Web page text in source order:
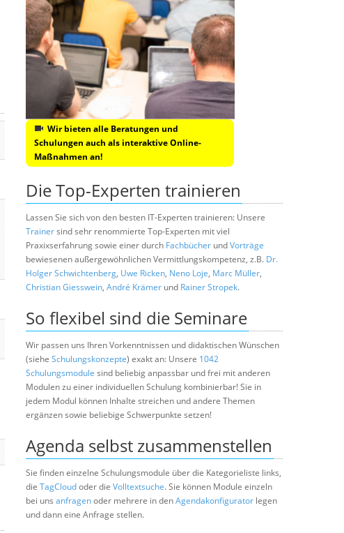
Wir bieten alle Beratungen und
Schulungen auch als interaktive Online-
Maßnahmen an!
Die Top-Experten trainieren
Lassen Sie sich von den besten IT-Experten trainieren: Unsere
Trainersind sehr renommierte Top-Experten mit viel
Praxixserfahrung sowie einer durch Fachbücher undVorträge
bewiesenen außergewöhnlichen Vermittlungskompetenz, z.B. Dr.
Holger Schwichtenberg, Uwe Ricken, Neno Loje, Marc Müller,
Christian Giesswein, André Krämer und Rainer Stropek.
So flexibel sind die Seminare
Wir passen uns Ihren Vorkenntnissen und didaktischen Wünschen
(siehe Schulungskonzepte) exakt an: Unsere 1042
Schulungsmodule sind beliebig anpassbar und frei mit anderen
Modulen zu einer individuellen Schulung kombinierbar! Sie in
jedem Modul können Inhalte streichen und andere Themen
ergänzen sowie beliebige Schwerpunkte setzen!
Agenda selbst zusammenstellen
Sie finden einzelne Schulungsmodule über die Kategorieliste links,
die TagCloudoder die Volltextsuche. Sie können Module einzeln
bei uns anfragenoder mehrere in denAgendakonfigurator legen
und dann eine Anfrage stellen.